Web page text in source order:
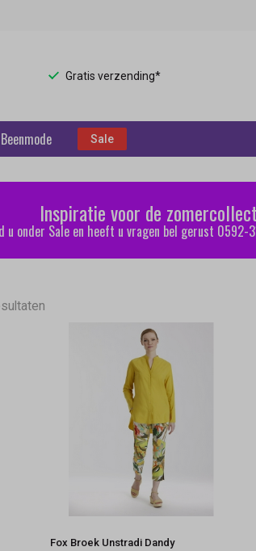
Gratis verzending*
Beenmode Sale
Inspiratie voor de
u onder Sale en heeft u vragen bel gerust 0592-
Fox Broek Unstradi Dandy